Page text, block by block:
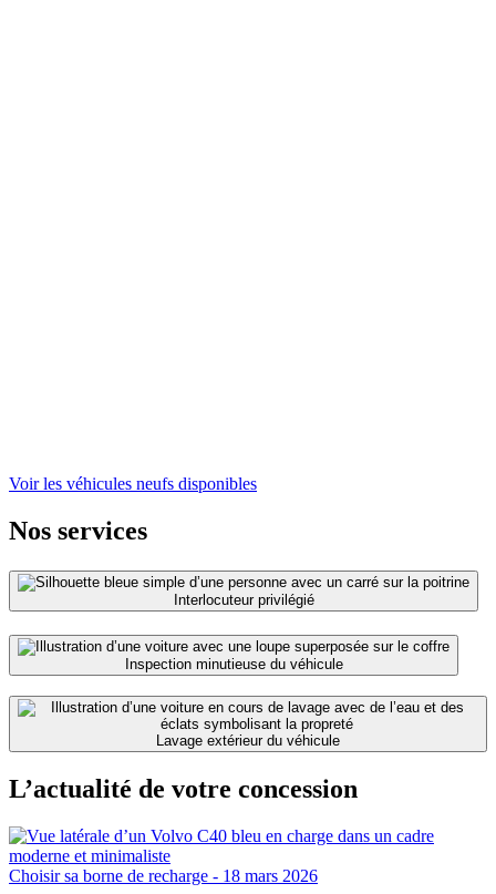
Voir les véhicules neufs disponibles
Nos services
Interlocuteur privilégié
Inspection minutieuse du véhicule
Lavage extérieur du véhicule
L’actualité de votre concession
Choisir sa borne de recharge - 18 mars 2026